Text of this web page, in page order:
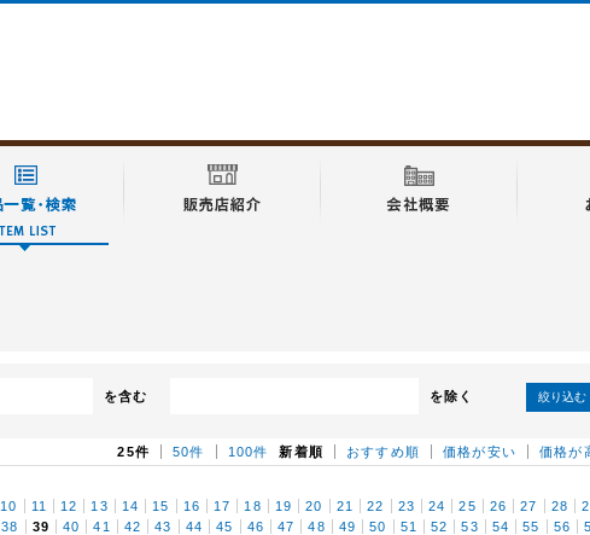
を含む を除く 絞り込む
新着順 おすすめ順 価格が安い 価格が
25件 50件
100件
10 11 12 13 14 15 16 17 18 19 20 21 22 23 24 25 26 27 28
38 39 40 41 42 43 44 45 46 47 48 49 50 51 52 53 54 55 56